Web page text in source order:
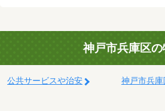
神戸市兵庫区
公共サービスや治安 神戸市兵